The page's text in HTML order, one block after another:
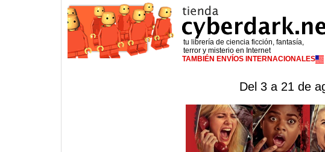
tu librería de ciencia ficción, fantasía,
terror y misterio en Internet
TAMBIÉN ENVÍOS INTERNACIONALES
Del 3 a 21 de